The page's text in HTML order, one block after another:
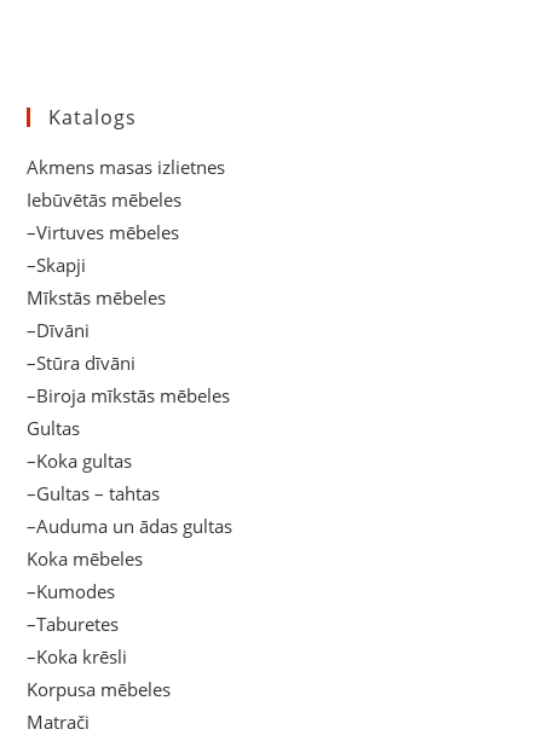
Katalogs
Akmens masas izlietnes
Iebūvētās mēbeles
–Virtuves mēbeles
–Skapji
Mīkstās mēbeles
–Dīvāni
–Stūra dīvāni
–Biroja mīkstās mēbeles
Gultas
–Koka gultas
–Gultas – tahtas
–Auduma un ādas gultas
Koka mēbeles
–Kumodes
–Taburetes
–Koka krēsli
Korpusa mēbeles
Matrači